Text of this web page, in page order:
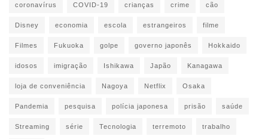
coronavírus COVID-19 crianças crime cão
Disney economia escola estrangeiros filme
Filmes Fukuoka golpe governo japonês Hokkaido
idosos imigração Ishikawa Japão Kanagawa
loja de conveniência Nagoya Netflix Osaka
Pandemia pesquisa polícia japonesa prisão saúde
Streaming série Tecnologia terremoto trabalho